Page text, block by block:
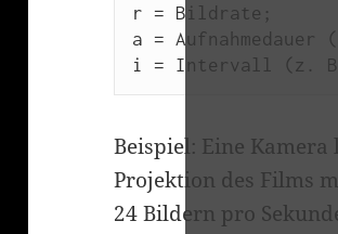
r = Bildrate;
a =
Beispiel: Eine
Projektion des Films
24 Bildern pro